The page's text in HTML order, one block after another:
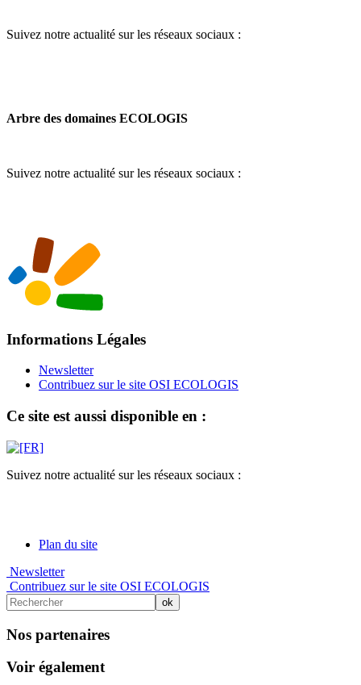
Suivez notre actualité sur les réseaux sociaux :
Arbre des domaines ECOLOGIS
Suivez notre actualité sur les réseaux sociaux :
Informations Légales
Newsletter
Contribuez sur le site OSI ECOLOGIS
Ce site est aussi disponible en :
Suivez notre actualité sur les réseaux sociaux :
Plan du site
Newsletter
Contribuez sur le site OSI ECOLOGIS
Nos partenaires
Voir également